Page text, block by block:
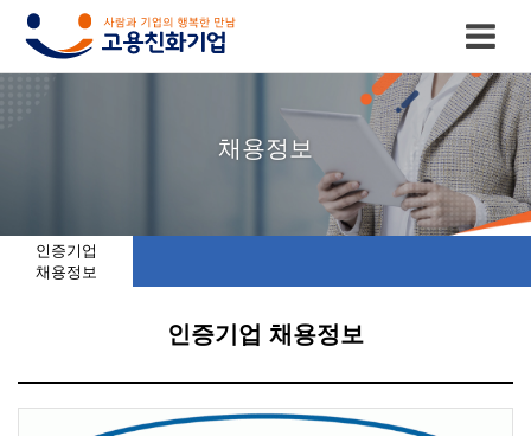
친
기
인
기
목
복
지
제
인
증
기
공
지
사
채용정보
인증기업
채용정보
인증기업 채용정보